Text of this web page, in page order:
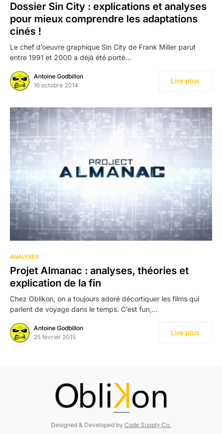
Dossier Sin City : explications et analyses
pour mieux comprendre les adaptations
cinés !
Le chef d’oeuvre graphique Sin City de Frank Miller parut
entre 1991 et 2000 a déjà été porté…
Antoine Godbillon
16 octobre 2014
Lire plus
ANALYSES
Projet Almanac : analyses, théories et
explication de la fin
Chez Oblikon, on a toujours adoré décortiquer les films qui
parlent de voyage dans le temps. C’est fun,…
Antoine Godbillon
25 février 2015
Lire plus
Designed & Developed by Code Supply Co.